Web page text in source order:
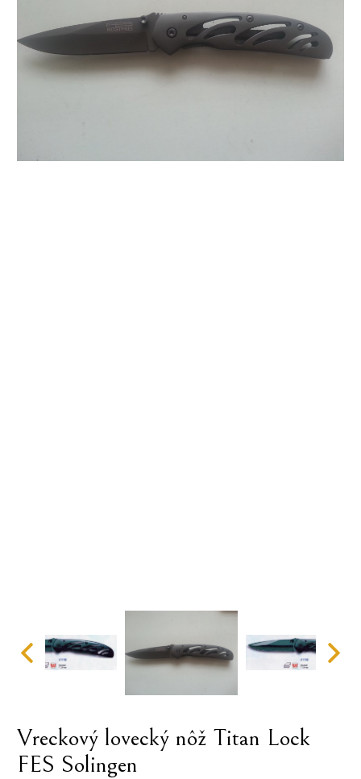
Vreckový lovecký nôž Titan Lock
FES Solingen